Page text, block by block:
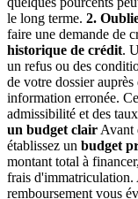
le long terme. 2.
faire une demande de
historique de crédit.
un refus ou des
de votre dossier
information erronée.
admissibilité et des
un budget clair Avant
établissez un budget
montant total à
frais d'immatriculation.
remboursement vous